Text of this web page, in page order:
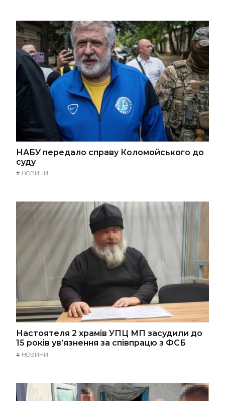
НАБУ передало справу Коломойського до
суду
# НОВИНИ
Настоятеля 2 храмів УПЦ МП засудили до
15 років ув’язнення за співпрацю з ФСБ
# НОВИНИ